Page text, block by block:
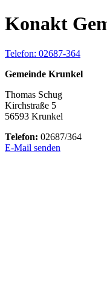
Konakt
Telefon: 02687-364
Gemeinde Krunkel
Thomas Schug
Kirchstraße 5
56593 Krunkel
Telefon: 02687/364
E-Mail senden